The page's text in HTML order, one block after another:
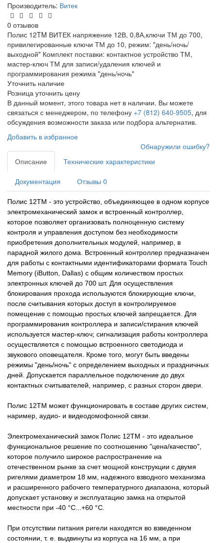
Производитель: Витек
0 отзывов
Полис 12TM ВИТЕК напряжение 12В, 0,8А,ключи ТМ до 700,
привилегированные ключи ТМ до 10, режим: "день/ночь/
выходной" Комплект поставки: контактное устройство ТМ,
мастер-ключ ТМ для записи/удаления ключей и
программирования режима "день/ночь"
Уточнить наличие
Розница уточнить цену
В данный момент, этого товара нет в наличии. Вы можете
связаться с менеджером, по телефону +7 (812) 640-9505, для
обсуждения возможности заказа или подбора альтернатив.
Добавить в избранное
Обнаружили ошибку?
Описание
Технические характеристики
Документация Отзывы 0
Полис 12ТМ - это устройство, объединяющее в одном корпусе
электромеханический замок и встроенный контроллер,
которое позволяет организовать полноценную систему
контроля и управления доступом без необходимости
приобретения дополнительных модулей, например, в
парадной жилого дома. Встроенный контроллер предназначен
для работы с контактными идентификаторами формата Touch
Memory (iButton, Dallas) с общим количеством простых
электронных ключей до 700 шт. Для осуществления
блокирования прохода используются блокирующие ключи,
после считывания которых доступ в контролируемое
помещение с помощью простых ключей запрещается. Для
программирования контроллера и записи/стирания ключей
используется мастер-ключ; сигнализация работы контроллера
осуществляется с помощью встроенного светодиода и
звукового оповещателя. Кроме того, могут быть введены
режимы "день/ночь" с определением выходных и праздничных
дней. Допускается параллельное подключение до двух
контактных считывателей, например, с разных сторон двери.
Полис 12ТМ может функционировать в составе других систем,
наример, аудио- и видеодомофонной связи.
Электромеханический замок Полис 12ТМ - это идеальное
функциональное решение по соотношению "цена/качество",
которое получило широкое распространение на
отечественном рынке за счет мощной конструкции с двумя
ригелями диаметром 18 мм, надежного взводного механизма
и расширенного рабочего температурного диапазона, который
допускает установку и эксплуатацию замка на открытой
местности при -40 °С...+60 °С.
При отсутствии питания ригели находятся во взведенном
состоянии, т. е. выдвинуты из корпуса на 16 мм, а при